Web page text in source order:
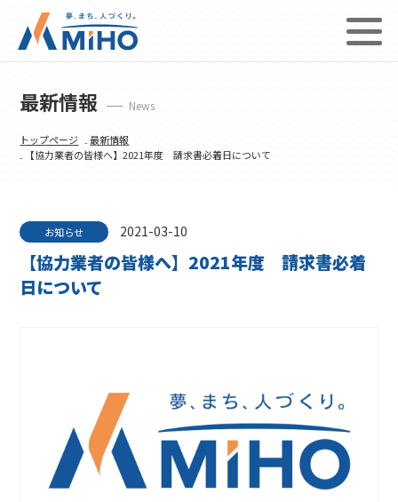
最新情報 News
トップページ ₋最新情報
₋ 【協力業者の皆様へ】2021年度 請求書必着日について
お知らせ 2021-03-10
【協力業者の皆様へ】2021年度 請求書必着
日について